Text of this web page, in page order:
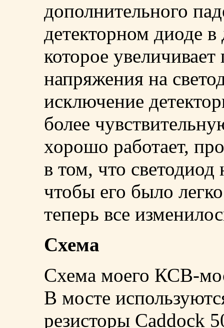
дополнительного
детекторном диоде
которое
напряжения на
исключение
более
хорошо работает,
в том, что светодиод
чтобы его было
теперь все
Схема
Схема моего КСВ-
В мосте
резисторы Caddock